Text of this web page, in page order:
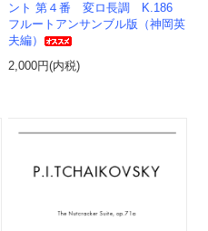
ント 第４番 変ロ長調 K.186
フルートアンサンブル版（神岡英
夫編）
2,000円(内税)